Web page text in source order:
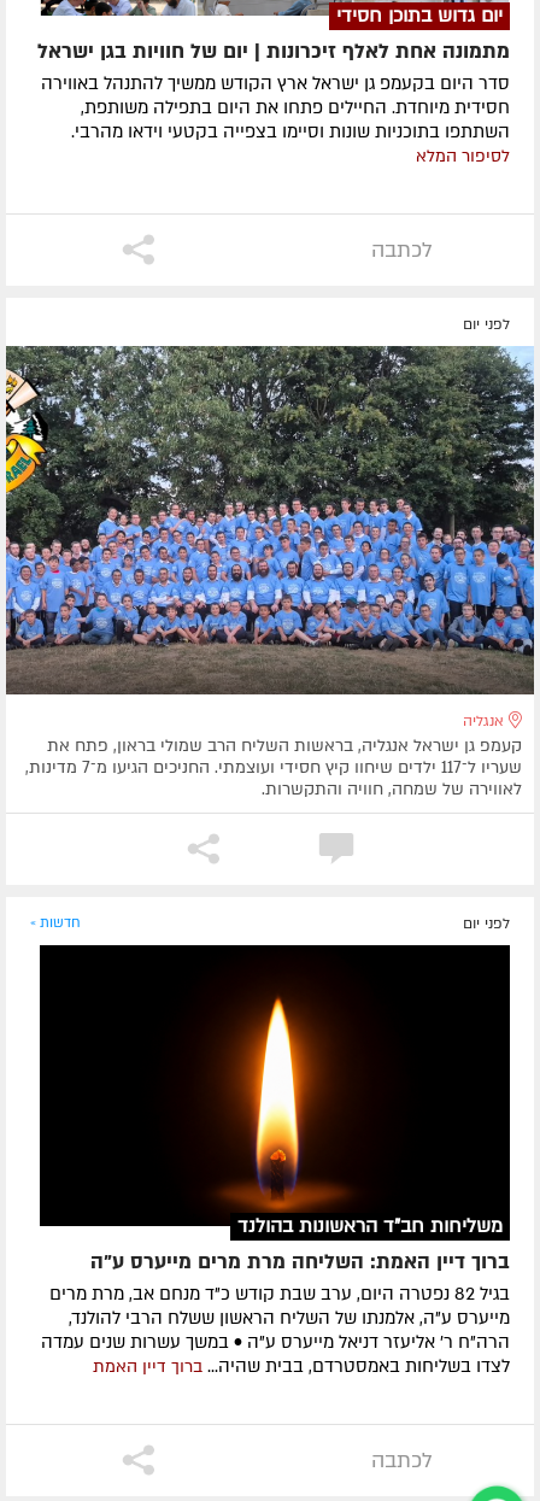
יום גדוש בתוכן חסידי
מתמונה אחת לאלף זיכרונות | יום של חוויות בגן ישראל
סדר היום בקעמפ גן ישראל ארץ הקודש ממשיך להתנהל באווירה
חסידית מיוחדת. החיילים פתחו את היום בתפילה משותפת,
השתתפו בתוכניות שונות וסיימו בצפייה בקטעי וידאו מהרבי.
לסיפור המלא
לכתבה
לפני יום
אנגליה
קעמפ גן ישראל אנגליה, בראשות השליח הרב שמולי בראון, פתח את
שעריו ל־117 ילדים שיחוו קיץ חסידי ועוצמתי. החניכים הגיעו מ־7 מדינות,
לאווירה של שמחה, חוויה והתקשרות.
לפני יום חדשות »
משליחות חב"ד הראשונות בהולנד
ברוך דיין האמת: השליחה מרת מרים מייערס ע"ה
בגיל 82 נפטרה היום, ערב שבת קודש כ"ד מנחם אב, מרת מרים
מייערס ע"ה, אלמנתו של השליח הראשון ששלח הרבי להולנד,
הרה"ח ר' אליעזר דניאל מייערס ע"ה • במשך עשרות שנים עמדה
לצדו בשליחות באמסטרדם, בבית שהיה... ברוך דיין האמת
לכתבה